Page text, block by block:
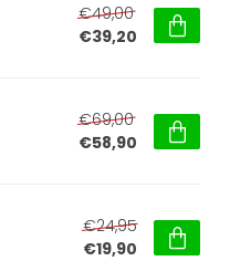
€49,00
€39,20
€69,00
€58,90
€24,95
€19,90